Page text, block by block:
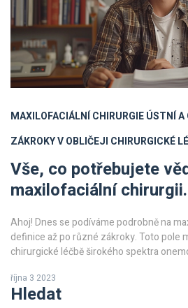
MAXILOFACIÁLNÍ CHIRURGIEÚSTNÍ A
ZÁKROKY V OBLIČEJI CHIRURGICKÉ
Vše, co potřebujete
maxilofaciální chirurgii.
Ahoj! Dnes se podíváme podrobně na
definice až po různé zákroky. Toto pole
chirurgické léčbě širokého spektra
maxilofaciální chirurgie může pomoci
na správném místě!
října 3 2023
Hledat